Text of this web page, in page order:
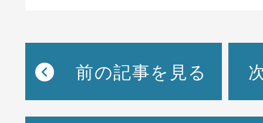
前の記事を見る